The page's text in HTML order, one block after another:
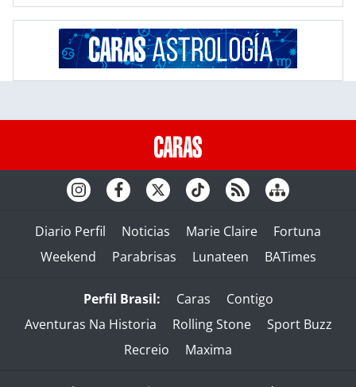
Diario Perfil Noticias Marie Claire
Fortuna
Weekend
Parabrisas Lunateen BATimes
Perfil Brasil: Caras
Contigo
Aventuras Na Historia
Rolling Stone
Sport Buzz
Recreio
Maxima